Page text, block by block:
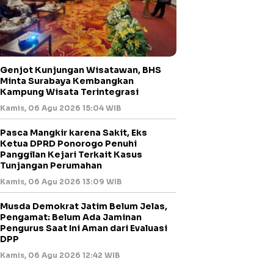
Genjot Kunjungan Wisatawan, BHS
Minta Surabaya Kembangkan
Kampung Wisata Terintegrasi
Kamis, 06 Agu 2026 15:04 WIB
Pasca Mangkir karena Sakit, Eks
Ketua DPRD Ponorogo Penuhi
Panggilan Kejari Terkait Kasus
Tunjangan Perumahan
Kamis, 06 Agu 2026 13:09 WIB
Musda Demokrat Jatim Belum Jelas,
Pengamat: Belum Ada Jaminan
Pengurus Saat Ini Aman dari Evaluasi
DPP
Kamis, 06 Agu 2026 12:42 WIB